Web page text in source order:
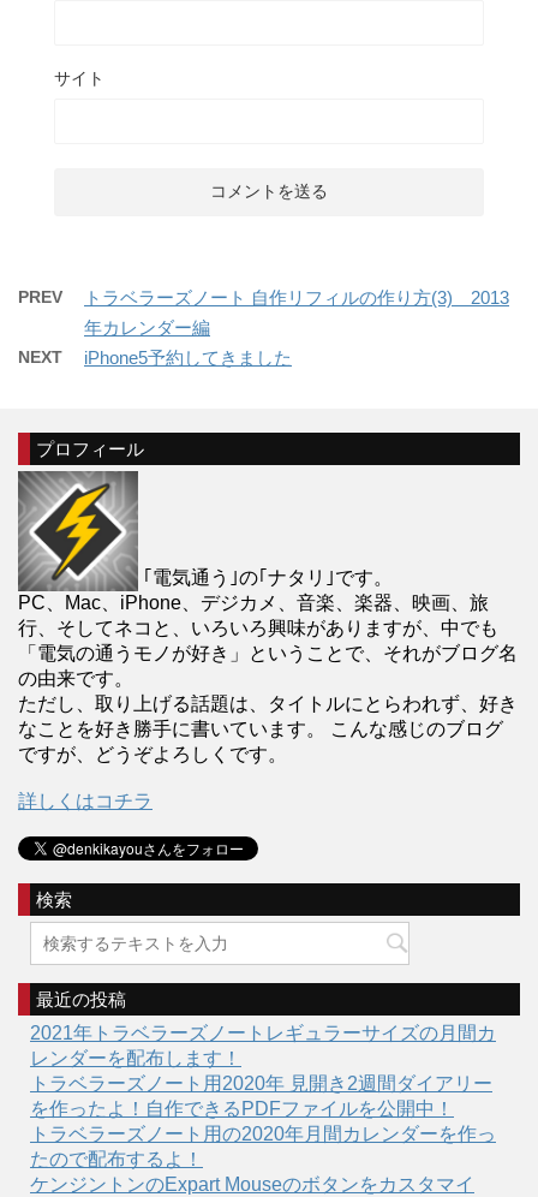
サイト
PREV
トラベラーズノート 自作リフィルの作り方(3) 2013
年カレンダー編
NEXT iPhone5予約してきました
プロフィール
｢電気通う｣の｢ナタリ｣です。
PC、Mac、iPhone、デジカメ、音楽、楽器、映画、旅
行、そしてネコと、いろいろ興味がありますが、中でも
「電気の通うモノが好き」ということで、それがブログ名
の由来です。
ただし、取り上げる話題は、タイトルにとらわれず、好き
なことを好き勝手に書いています。 こんな感じのブログ
ですが、どうぞよろしくです。
詳しくはコチラ
検索
最近の投稿
2021年トラベラーズノートレギュラーサイズの月間カ
レンダーを配布します！
トラベラーズノート用2020年 見開き2週間ダイアリー
を作ったよ！自作できるPDFファイルを公開中！
トラベラーズノート用の2020年月間カレンダーを作っ
たので配布するよ！
ケンジントンのExpart Mouseのボタンをカスタマイ